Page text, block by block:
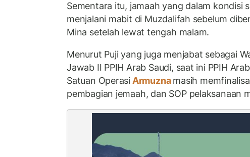
Sementara itu, jamaah yang dalam kondisi
menjalani mabit di Muzdalifah sebelum
Mina setelah lewat tengah malam.
Menurut Puji yang juga menjabat sebagai
Jawab II PPIH Arab Saudi, saat ini PPIH
Satuan Operasi Armuznamasih
pembagian jemaah, dan SOP pelaksanaan